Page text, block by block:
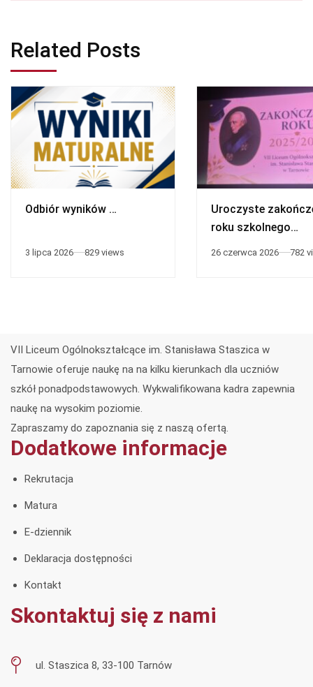
Related Posts
Odbiór wyników …
3 lipca 2026 829 views
Uroczyste
roku szkolnego
26 czerwca 2026 782
VII Liceum Ogólnokształcące im. Stanisława Staszica w
Tarnowie oferuje naukę na na kilku kierunkach dla uczniów
szkół ponadpodstawowych. Wykwalifikowana kadra zapewnia
naukę na wysokim poziomie.
Zapraszamy do zapoznania się z naszą ofertą.
Dodatkowe informacje
Rekrutacja
Matura
E-dziennik
Deklaracja dostępności
Kontakt
Skontaktuj się z nami
ul. Staszica 8, 33-100 Tarnów